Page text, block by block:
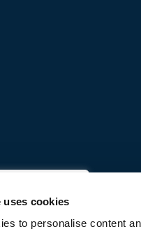
uses cookies
to personalise content
di